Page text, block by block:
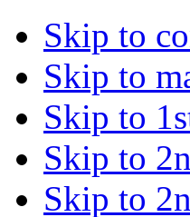
Skip to
Skip to
Skip to
Skip to
Skip to